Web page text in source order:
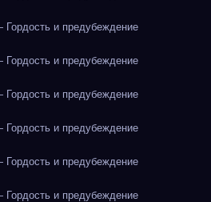
и предубеждение
и предубеждение
и предубеждение
и предубеждение
и предубеждение
и предубеждение